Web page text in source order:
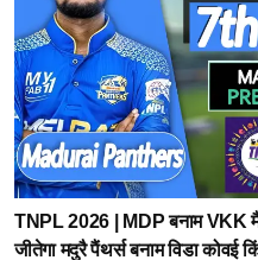
TNPL 2026 | MDP बनाम VKK
जीतेगा मदुरै पैंथर्स बनाम विडा कोवई